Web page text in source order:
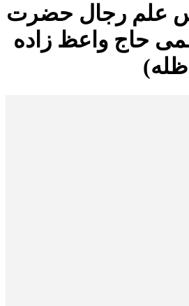
علم رجال حضرت
حاج واعظ زاده